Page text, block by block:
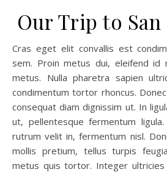
Our Trip to
Cras eget elit convallis est condimentum congue non id
sem. Proin metus dui, eleifend id
metus. Nulla pharetra sapien
condimentum tortor rhoncus.
consequat diam dignissim ut. In
ut, pellentesque fermentum
rutrum velit in, fermentum nisl.
mollis pretium, tellus turpis
metus quis tortor. Integer ultricies